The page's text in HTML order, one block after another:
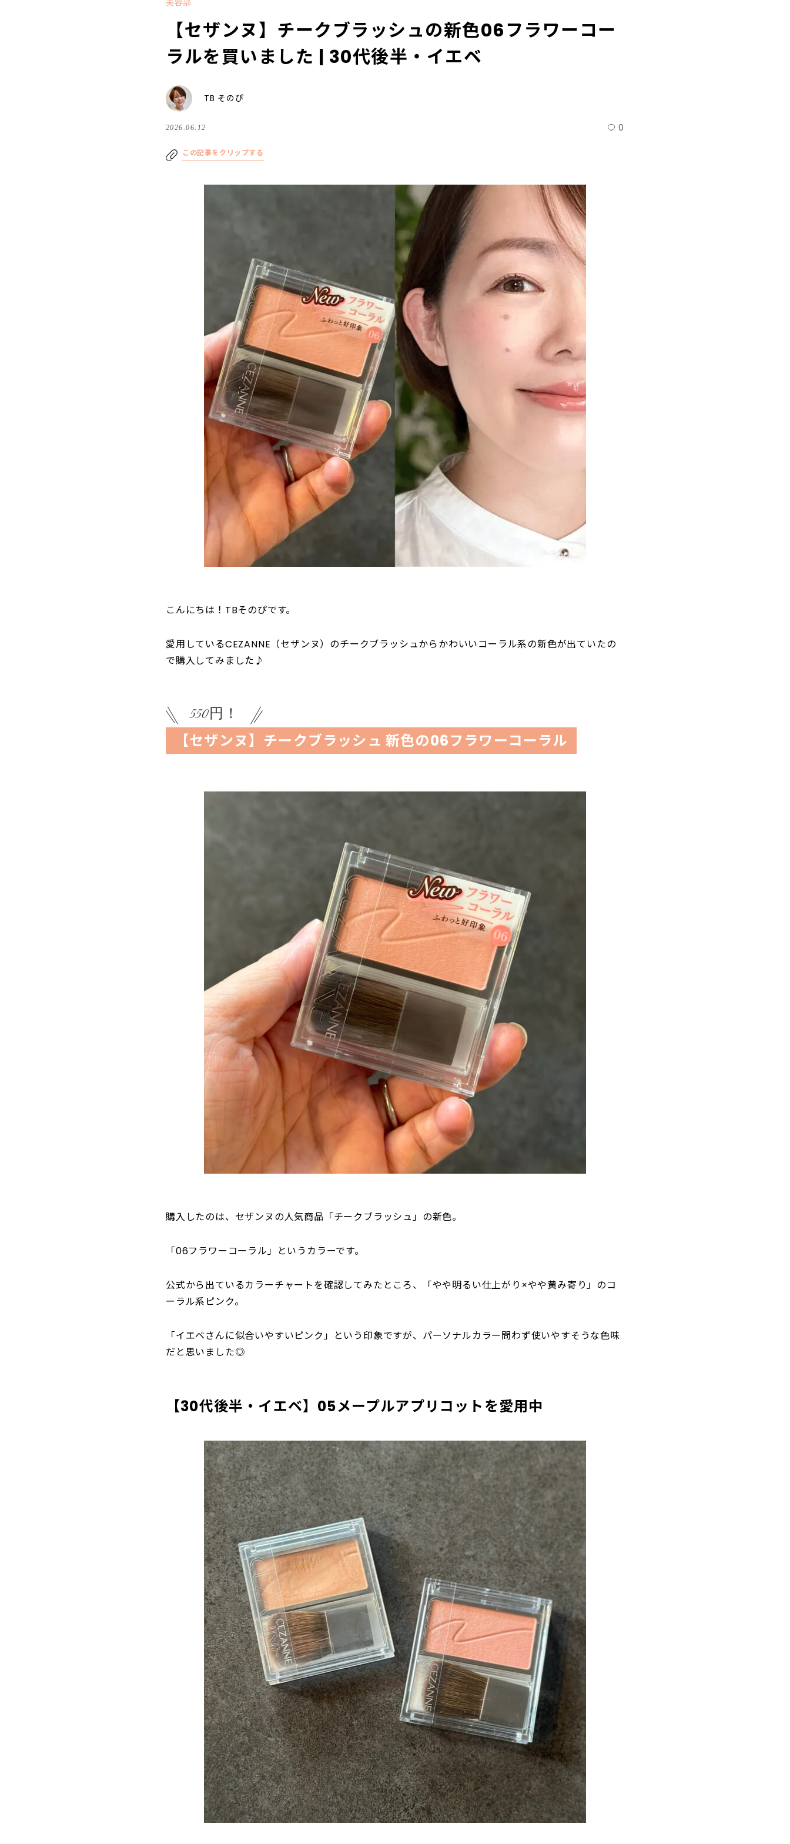
美容部
【セザンヌ】チークブラッシュの新色06フラワーコー
ラルを買いました | 30代後半・イエベ
TB そのぴ
2026.06.12 0
この記事をクリップする
こんにちは！TBそのぴです。
愛用しているCEZANNE（セザンヌ）のチークブラッシュからかわいいコーラル系の新色が出ていたの
で購入してみました♪
550円！
【セザンヌ】チークブラッシュ 新色の06フラワーコーラル
購入したのは、セザンヌの人気商品「チークブラッシュ」の新色。
「06フラワーコーラル」というカラーです。
公式から出ているカラーチャートを確認してみたところ、「やや明るい仕上がり×やや黄み寄り」のコ
ーラル系ピンク。
「イエベさんに似合いやすいピンク」という印象ですが、パーソナルカラー問わず使いやすそうな色味
だと思いました◎
【30代後半・イエベ】05メープルアプリコットを愛用中